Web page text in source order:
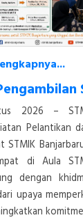
2026 –
Pelantikan
STMIK
di Aula
dengan
upaya